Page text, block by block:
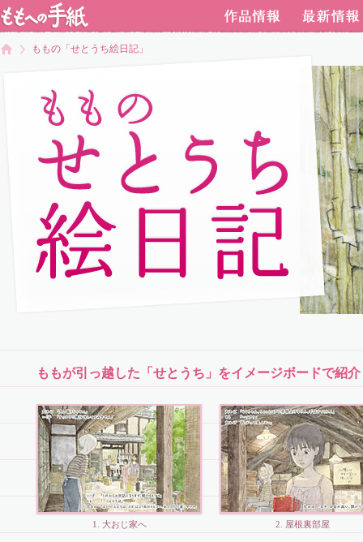
ももの「せとうち絵日記」
ももが引っ越した「せとうち」をイメージボードで紹
1. 大おじ家へ 2. 屋根裏部屋